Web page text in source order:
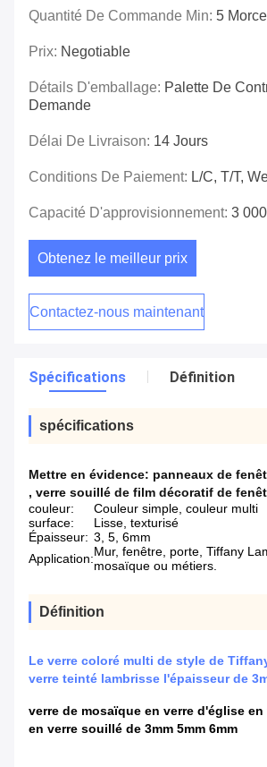
Quantité De Commande Min: 5
Prix: Negotiable
Détails D'emballage: Palette De
Demande
Délai De Livraison: 14 Jours
Conditions De Paiement: L/C, T/T,
Capacité D'approvisionnement: 3
Obtenez le meilleur prix
Contactez-nous maintenant
Spécifications Définition
spécifications
Mettre en évidence: panneaux de
, verre souillé de film décoratif de
couleur:
Couleur simple, couleur multi
surface:
Lisse, texturisé
Épaisseur: 3, 5, 6mm
Application:Mur, fenêtre, porte, Tiffany
mosaïque ou métiers.
Définition
Le verre coloré multi de style de
verre teinté lambrisse l'épaisseur de
verre de mosaïque en verre d'église
en verre souillé de 3mm 5mm 6mm